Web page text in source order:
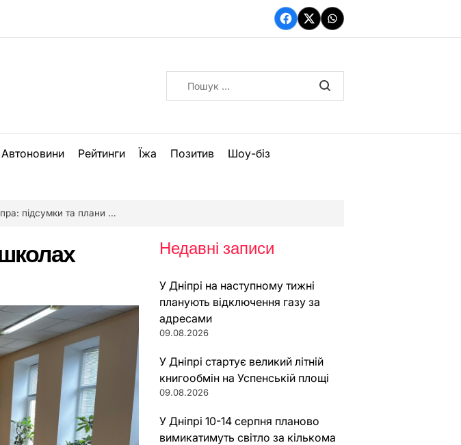
Facebook
TwitterWhatsApp
Автоновини Рейтинги Їжа Позитив Шоу-біз
та плани на літо
Недавні записи
У Дніпрі на наступному тижні
планують відключення газу за
адресами
09.08.2026
У Дніпрі стартує великий літній
книгообмін на Успенській площі
09.08.2026
У Дніпрі 10-14 серпня планово
вимикатимуть світло за кількома